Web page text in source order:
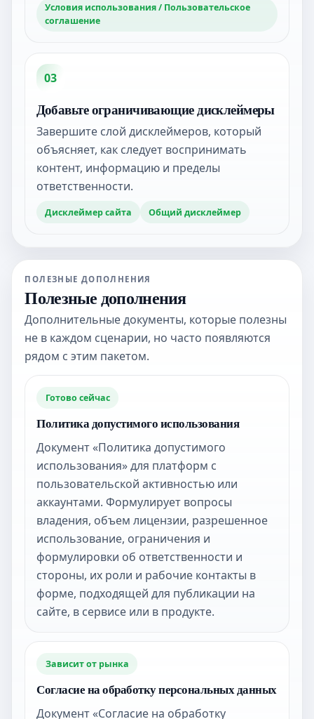
Условия использования / Пользовательское
соглашение
03
Добавьте ограничивающие дисклеймеры
Завершите слой дисклеймеров, который
объясняет, как следует воспринимать
контент, информацию и пределы
ответственности.
Дисклеймер сайта Общий дисклеймер
ПОЛЕЗНЫЕ ДОПОЛНЕНИЯ
Полезные дополнения
Дополнительные документы, которые полезны
не в каждом сценарии, но часто появляются
рядом с этим пакетом.
Готово сейчас
Политика допустимого использования
Документ «Политика допустимого
использования» для платформ с
пользовательской активностью или
аккаунтами. Формулирует вопросы
владения, объем лицензии, разрешенное
использование, ограничения и
формулировки об ответственности и
стороны, их роли и рабочие контакты в
форме, подходящей для публикации на
сайте, в сервисе или в продукте.
Зависит от рынка
Согласие на обработку персональных данных
Документ «Согласие на обработку